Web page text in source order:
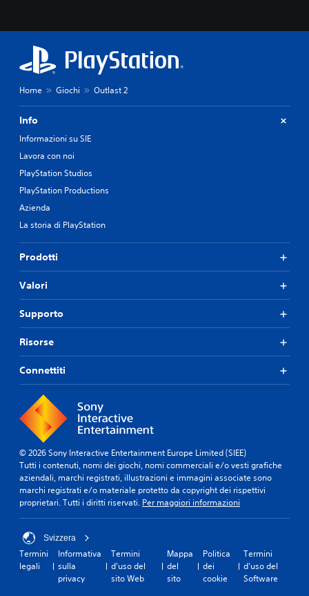
Home Giochi Outlast 2
Info
Informazioni su SIE
Lavora con noi
PlayStation Studios
PlayStation Productions
Azienda
La storia di PlayStation
Prodotti
Valori
Supporto
Risorse
Connettiti
© 2026 Sony Interactive Entertainment Europe Limited (SIEE)
Tutti i contenuti, nomi dei giochi, nomi commerciali e/o vesti grafiche
aziendali, marchi registrati, illustrazioni e immagini associate sono
marchi registrati e/o materiale protetto da copyright dei rispettivi
proprietari. Tutti i diritti riservati. Per maggiori informazioni
Svizzera
Termini
legali
Informativa
sulla
privacy
Termini
d'uso del
sito Web
Mappa
del
sito
Politica
dei
cookie
Termini
d'uso del
Software